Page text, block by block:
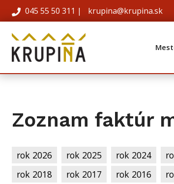
045 55 50 311 | krupina@krupina.sk
Zoznam faktúr
rok 2026 rok 2025 rok 2024
rok 2018
rok 2017 rok 2016